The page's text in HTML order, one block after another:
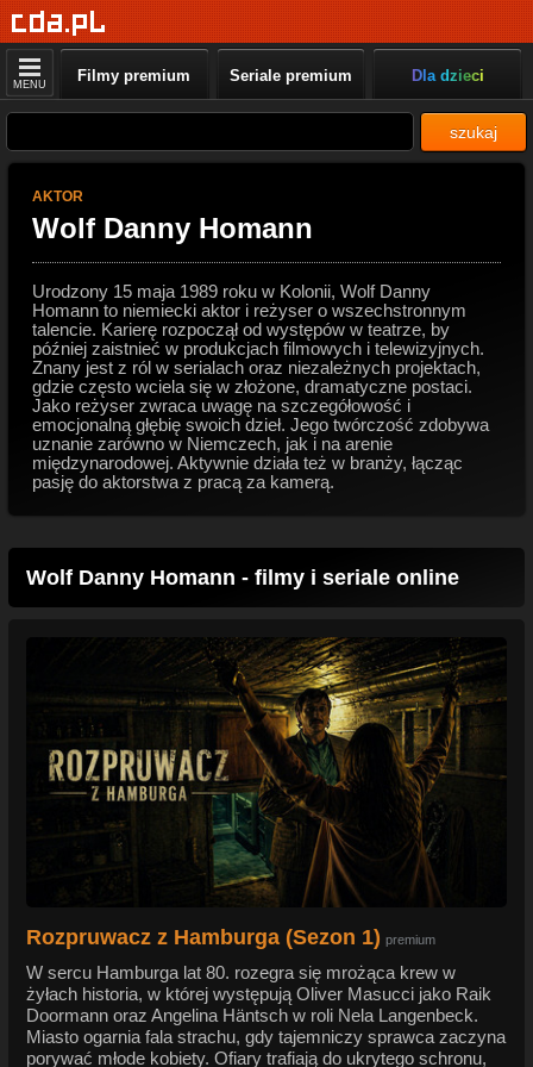
MENU Filmy premium Seriale premium Dla dzieci
szukaj
AKTOR
Wolf Danny Homann
Urodzony 15 maja 1989 roku w Kolonii, Wolf Danny
Homann to niemiecki aktor i reżyser o wszechstronnym
talencie. Karierę rozpoczął od występów w teatrze, by
później zaistnieć w produkcjach filmowych i telewizyjnych.
Znany jest z ról w serialach oraz niezależnych projektach,
gdzie często wciela się w złożone, dramatyczne postaci.
Jako reżyser zwraca uwagę na szczegółowość i
emocjonalną głębię swoich dzieł. Jego twórczość zdobywa
uznanie zarówno w Niemczech, jak i na arenie
międzynarodowej. Aktywnie działa też w branży, łącząc
pasję do aktorstwa z pracą za kamerą.
Wolf Danny Homann - filmy i seriale online
Rozpruwacz z Hamburga (Sezon 1) premium
W sercu Hamburga lat 80. rozegra się mrożąca krew w
żyłach historia, w której występują Oliver Masucci jako Raik
Doormann oraz Angelina Häntsch w roli Nela Langenbeck.
Miasto ogarnia fala strachu, gdy tajemniczy sprawca zaczyna
porywać młode kobiety. Ofiary trafiają do ukrytego schronu,